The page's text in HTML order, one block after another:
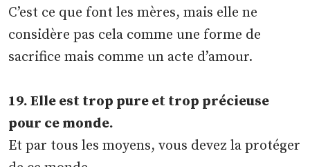
C’est ce que font les mères, mais elle ne
considère pas cela comme une forme de
sacrifice mais comme un acte d’amour.
19. Elle est trop pure et trop précieuse
pour ce monde.
Et par tous les moyens, vous devez la protéger